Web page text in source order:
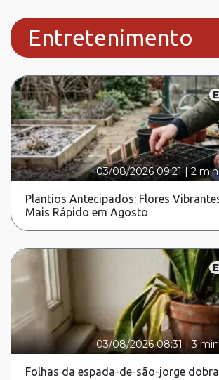
Entretenimento
03/08/2026 09:21|2 min
Plantios Antecipados: Flores
Mais Rápido em Agosto
03/08/2026 08:31 |3 min
Folhas da espada-de-são-jorge